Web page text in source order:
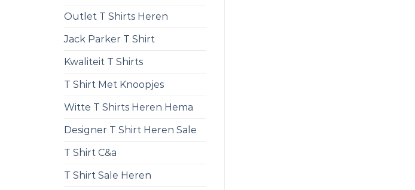
Outlet T Shirts Heren
Jack Parker T Shirt
Kwaliteit T Shirts
T Shirt Met Knoopjes
Witte T Shirts Heren Hema
Designer T Shirt Heren Sale
T Shirt C&a
T Shirt Sale Heren